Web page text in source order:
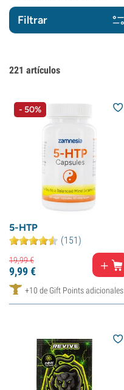
Filtrar
221 artículos
- 50%
5-HTP
(151)
19,99€
9,99€
+10 de Gift Points adicionales